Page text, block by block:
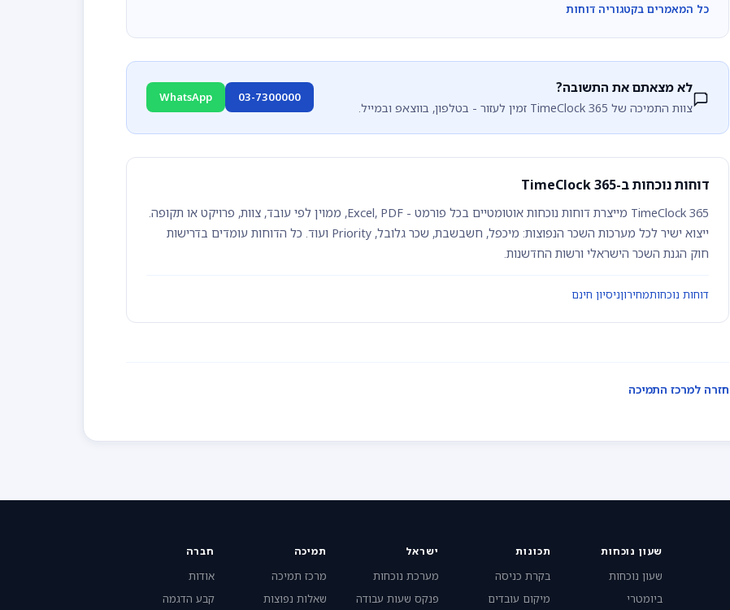
כל המאמרים בקטגוריה דוחות
לא מצאתם את התשובה?
צוות התמיכה של TimeClock 365 זמין לעזור - בטלפון, בווצאפ ובמייל.
03-7300000
WhatsApp
דוחות נוכחות ב-TimeClock 365
TimeClock 365 מייצרת דוחות נוכחות אוטומטיים בכל פורמט - Excel, PDF, ממוין לפי עובד, צוות, פרויקט או תקופה.
ייצוא ישיר לכל מערכות השכר הנפוצות: מיכפל, חשבשבת, שכר גלובל, Priority ועוד. כל הדוחות עומדים בדרישות
חוק הגנת השכר הישראלי ורשות החדשנות.
דוחות נוכחותמחירוןניסיון חינם
חזרה למרכז התמיכה
שעון נוכחות
שעון נוכחות
ביומטרי
תכונות
בקרת כניסה
מיקום עובדים
ישראל
מערכת נוכחות
פנקס שעות עבודה
תמיכה
מרכז תמיכה
שאלות נפוצות
חברה
אודות
קבע הדגמה